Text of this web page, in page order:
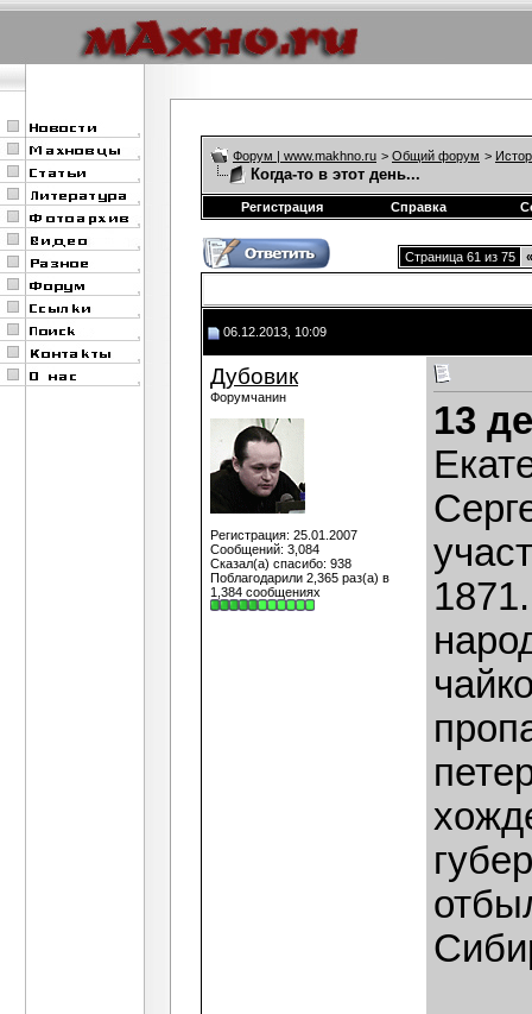
Форум | www.makhno.ru > Общий форум >
Когда-то в этот день...
Регистрация Справка
Страница 61 из 75 «
06.12.2013, 10:09
Дубовик
Форумчанин
Регистрация: 25.01.2007
Сообщений: 3,084
Сказал(а) спасибо: 938
Поблагодарили 2,365 раз(а) в
1,384 сообщениях
13